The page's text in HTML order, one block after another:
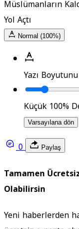
Müslümanların
Yol Açtı
Normal (100%)
Yazı
Küçük 100%
Varsayılana dön
0 Paylaş
Tamamen
Olabilirsin
Yeni haberlerden